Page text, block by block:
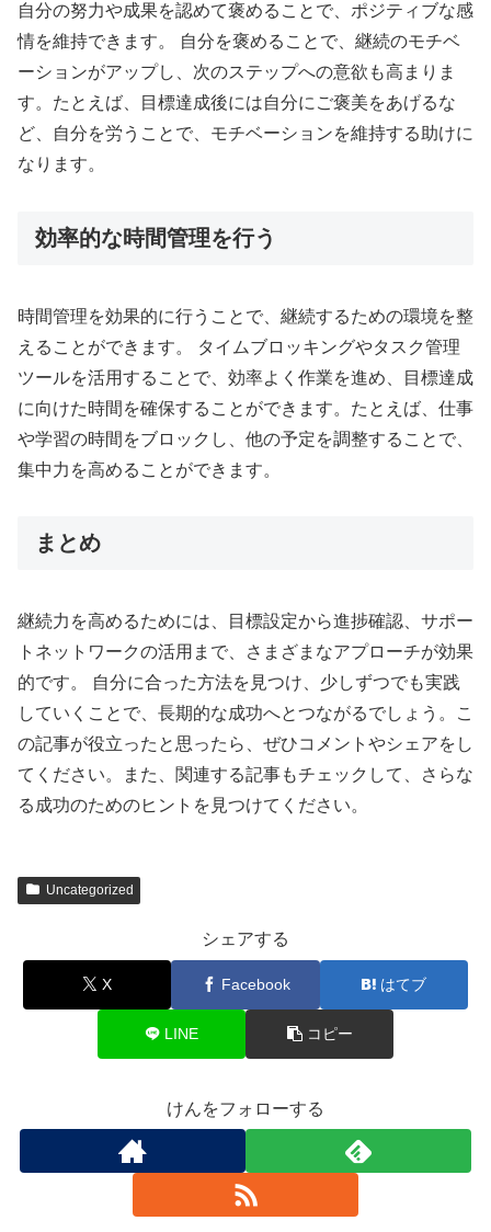
自分の努力や成果を認めて褒めることで、ポジティブな感
情を維持できます。 自分を褒めることで、継続のモチベ
ーションがアップし、次のステップへの意欲も高まりま
す。たとえば、目標達成後には自分にご褒美をあげるな
ど、自分を労うことで、モチベーションを維持する助けに
なります。
効率的な時間管理を行う
時間管理を効果的に行うことで、継続するための環境を整
えることができます。 タイムブロッキングやタスク管理
ツールを活用することで、効率よく作業を進め、目標達成
に向けた時間を確保することができます。たとえば、仕事
や学習の時間をブロックし、他の予定を調整することで、
集中力を高めることができます。
まとめ
継続力を高めるためには、目標設定から進捗確認、サポー
トネットワークの活用まで、さまざまなアプローチが効果
的です。 自分に合った方法を見つけ、少しずつでも実践
していくことで、長期的な成功へとつながるでしょう。こ
の記事が役立ったと思ったら、ぜひコメントやシェアをし
てください。また、関連する記事もチェックして、さらな
る成功のためのヒントを見つけてください。
Uncategorized
シェアする
X Facebook はてブ
LINE コピー
けんをフォローする